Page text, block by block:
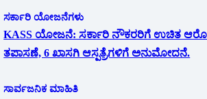
ಸರ್ಕಾರಿ ಯೋಜನೆಗಳು
KASS ಯೋಜನೆ: ಸರ್ಕಾರಿ ನೌಕರರಿಗೆ ಉಚಿತ
ತಪಾಸಣೆ, 6 ಖಾಸಗಿ ಆಸ್ಪತ್ರೆಗಳಿಗೆ ಅನುಮೋದನೆ.
ಸಾರ್ವಜನಿಕ ಮಾಹಿತಿ